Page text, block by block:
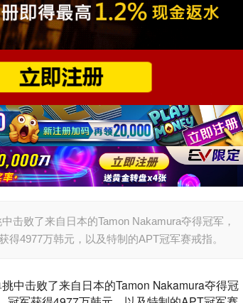
击败了来自日本的Tamon Nakamura夺得冠军，
4977万韩元，以及特制的APT冠军赛戒指。
中击败了来自日本的Tamon Nakamura夺得冠